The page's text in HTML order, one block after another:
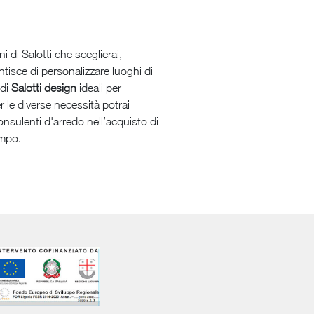
di Salotti che sceglierai,
di personalizzare luoghi di
Salotti design ideali per
le diverse necessità potrai
d'arredo nell’acquisto di